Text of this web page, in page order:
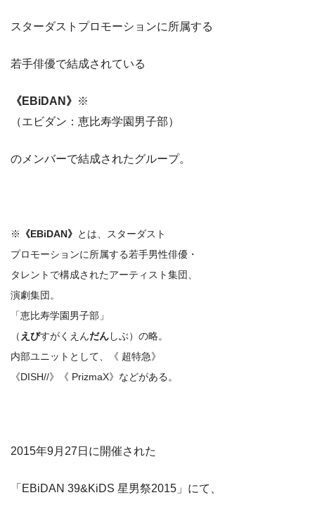
スターダストプロモーションに所属する
若手俳優で結成されている
《EBiDAN》 ※
（エビダン：恵比寿学園男子部）
のメンバーで結成されたグループ。
※ 《EBiDAN》 とは、スターダスト
プロモーションに所属する若手男性俳優・
タレントで構成されたアーティスト集団、
演劇集団。
「恵比寿学園男子部」
（ えびすがくえんだんしぶ）の略。
内部ユニットとして、《 超特急》
《DISH//》《 PrizmaX》などがある。
2015年9月27日に開催された
「EBiDAN 39&KiDS 星男祭2015」にて、